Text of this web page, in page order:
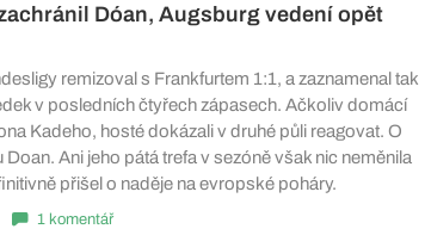
Dóan, Augsburg vedení opět
remizoval s Frankfurtem 1:1, a zaznamenal tak
v posledních čtyřech zápasech. Ačkoliv domácí
Kadeho, hosté dokázali v druhé půli reagovat. O
Ani jeho pátá trefa v sezóně však nic neměnila
přišel o naděje na evropské poháry.
1 komentář